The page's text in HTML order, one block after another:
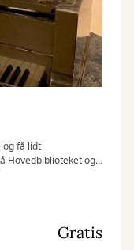
og få lidt
Hovedbiblioteket og
Gratis